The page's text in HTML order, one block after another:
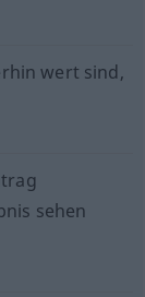
wert sind,
sehen